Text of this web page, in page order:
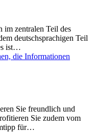
im zentralen Teil des
deutschsprachigen Teil
ist…
Sie freundlich und
Sie zudem vom
für…